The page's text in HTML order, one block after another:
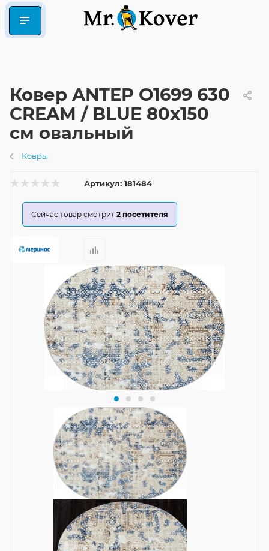
Ковер ANTEP O1699 630
CREAM / BLUE 80x150
см овальный
Ковры
Артикул: 181484
Сейчас товар смотрит 2 посетителя